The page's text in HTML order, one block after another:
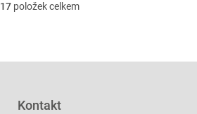
O
d
í
17položek celkem
Kontakt